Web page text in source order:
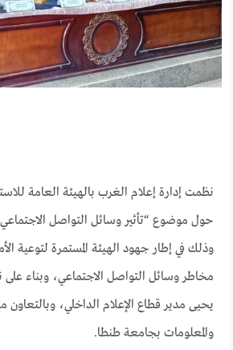
نظمت إدارة إعلام الغرب بالهيئة العامة
حول موضوع “تأثير وسائل التواصل
وذلك في إطار جهود الهيئة المستمرة لتوعية
مخاطر وسائل التواصل الاجتماعي، وبناء
يحيى مدير قطاع الإعلام الداخلي،
والمعلومات بجامعة طنطا.